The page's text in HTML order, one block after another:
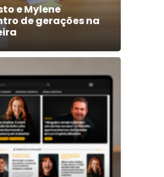
e Mylene
de gerações na